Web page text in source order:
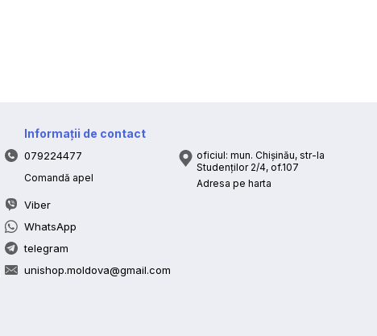
Informații de contact
079224477
Comandă apel
Viber
WhatsApp
telegram
unishop.moldova@gmail.com
oficiul: mun. Chișinău, str-la
Studenților 2/4, of.107
Adresa pe harta